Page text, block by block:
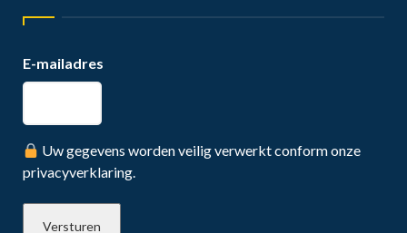
E-mailadres
Uw gegevens worden veilig verwerkt conform onze
privacyverklaring.